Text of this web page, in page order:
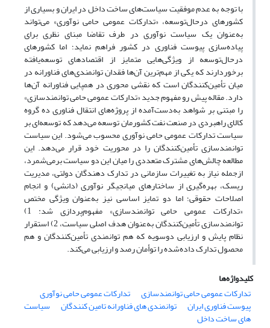
با توجه به عدم موفقیت سیاست‌های ساخت داخل در ایران و بسیاری از
کشورهای درحال‌توسعه، «تدارکات عمومی حامی نوآوری» می‌تواند
به‌عنوان یک سیاست نوآوری در طرف تقاضا مبنای نظری برای
پیاده‌سازی پیوست فناوری در کشور فراهم نماید؛ اما کشورهای
درحال‌توسعه از ویژگی‌هایی متمایز از اقتصادهای توسعه‌یافته
برخوردارند که یکی از مهم‌ترین آن‌ها فقدان توانمندی‌های فناورانه در
میان تأمین‌کنندگان است که نقشی محوری در همپایی فناورانه آن‌ها
دارد. مقاله پیش رو مفهوم جدید «تدارکات عمومی حامی توانمندسازی»
را مبتنی بر شواهد به‌دست‌آمده از پروژه‌های انتقال فناوری ده گروه
کالای راهبردی در صنعت نفت کشورمان توسعه می‌دهد که توسعه‌ای بر
سیاست تدارکات عمومی حامی نوآوری محسوب می‌شود. این سیاست
توانمندسازی تأمین‌کنندگان را در محوریت خود قرار می‌دهد. این
مطالعه چالش‌های مشترک متعددی را میان این دو سیاست برمی‌شمرد،
ازجمله نیاز به تغییرات سازمانی در تدارک دهندگان دولتی، مدیریت
ریسک، بهره‌گیری از ساختارهای میانجیگر نوآوری (دانشی) و انجام
اصلاحات حقوقی؛ اما دو تمایز اساسی نیز به‌عنوان ویژگی مختص
«تدارکات عمومی حامی توانمندسازی» مفهوم‌پردازی شد: 1)
توانمندسازی تأمین‌کنندگان به‌عنوان هدف اصلی سیاست، 2) استقرار
نظام پایش و ارزیابی دوسویه که هم توانمندی تأمین‌کنندگان و هم
محصول تدارک داده‌شده را توأمان رصد و ارزیابی می‌کند.
کلیدواژه‌ها
تدارکات عمومی حامی توانمندسازی
تدارکات عمومی حامی نوآوری
پیوست فناوری ایران توانمندی های فناورانه تامین کنندگان سیاست
های ساخت داخل